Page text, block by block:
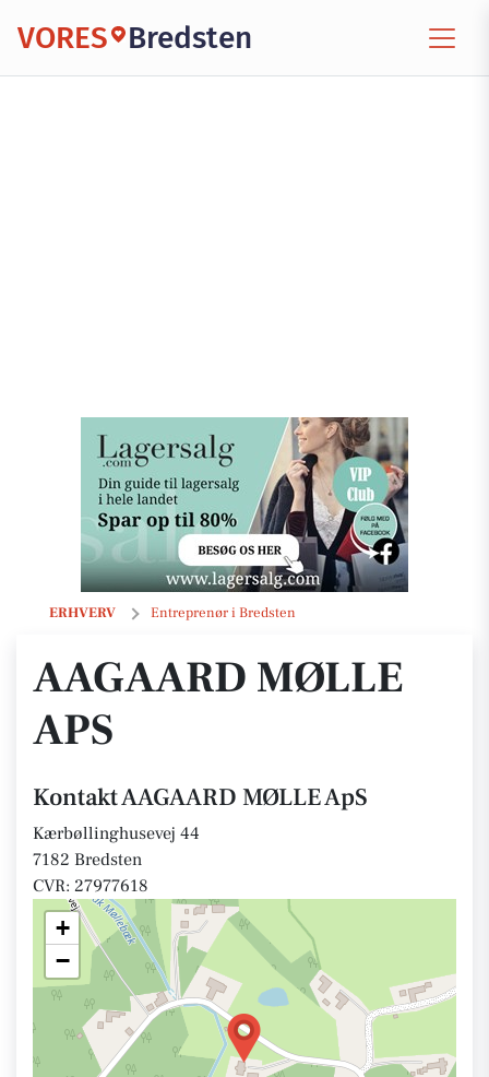
VORES Bredsten
ERHVERV Entreprenør i Bredsten
AAGAARD MØLLE ApS
AAGAARD MØLLE
APS
Kontakt AAGAARD MØLLE ApS
Kærbøllinghusevej 44
7182 Bredsten
CVR: 27977618
+
−